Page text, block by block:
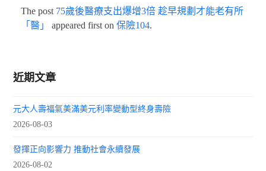
The post 75歲後醫療支出爆增3倍 趁早規劃才能老有所
「醫」
appeared first on 保險104.
近期文章
元大人壽福氣美滿美元利率變動型終身壽險
2026-08-03
發揮正向影響力 推動社會永續發展
2026-08-02